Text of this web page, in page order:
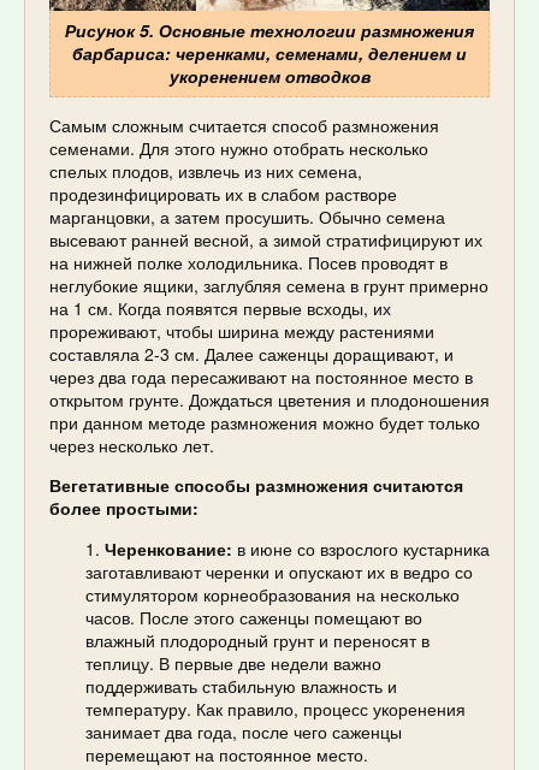
Рисунок 5. Основные технологии размножения
барбариса: черенками, семенами, делением и
укоренением отводков
Самым сложным считается способ размножения
семенами. Для этого нужно отобрать несколько
спелых плодов, извлечь из них семена,
продезинфицировать их в слабом растворе
марганцовки, а затем просушить. Обычно семена
высевают ранней весной, а зимой стратифицируют их
на нижней полке холодильника. Посев проводят в
неглубокие ящики, заглубляя семена в грунт примерно
на 1 см. Когда появятся первые всходы, их
прореживают, чтобы ширина между растениями
составляла 2-3 см. Далее саженцы доращивают, и
через два года пересаживают на постоянное место в
открытом грунте. Дождаться цветения и плодоношения
при данном методе размножения можно будет только
через несколько лет.
Вегетативные способы размножения считаются
более простыми:
Черенкование: в июне со взрослого кустарника
заготавливают черенки и опускают их в ведро со
стимулятором корнеобразования на несколько
часов. После этого саженцы помещают во
влажный плодородный грунт и переносят в
теплицу. В первые две недели важно
поддерживать стабильную влажность и
температуру. Как правило, процесс укоренения
занимает два года, после чего саженцы
перемещают на постоянное место.